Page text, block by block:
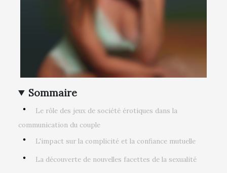
Sommaire
Le rôle des jeux de société érotiques dans la
communication du couple
L'impact sur la complicité et la confiance mutuelle
La découverte de nouvelles facettes de la sexualité